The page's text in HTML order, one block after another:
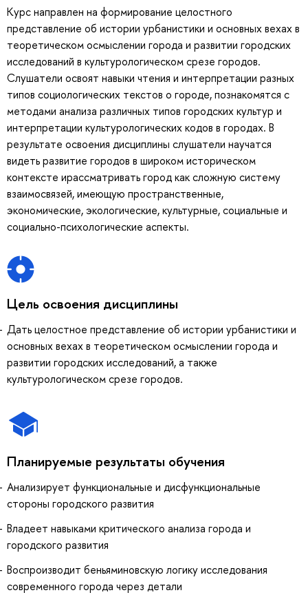
Курс направлен на формирование целостного
представление об истории урбанистики и основных вехах в
теоретическом осмыслении города и развитии городских
исследований в культурологическом срезе городов.
Слушатели освоят навыки чтения и интерпретации разных
типов социологических текстов о городе, познакомятся с
методами анализа различных типов городских культур и
интерпретации культурологических кодов в городах. В
результате освоения дисциплины слушатели научатся
видеть развитие городов в широком историческом
контексте ирассматривать город как сложную систему
взаимосвязей, имеющую пространственные,
экономические, экологические, культурные, социальные и
социально-психологические аспекты.
Цель освоения дисциплины
Дать целостное представление об истории урбанистики и
основных вехах в теоретическом осмыслении города и
развитии городских исследований, а также
культурологическом срезе городов.
Планируемые результаты обучения
Анализирует функциональные и дисфункциональные
стороны городского развития
Владеет навыками критического анализа города и
городского развития
Воспроизводит беньяминовскую логику исследования
современного города через детали